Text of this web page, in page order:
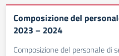
Composizione del
2023 – 2024
Composizione del personale di